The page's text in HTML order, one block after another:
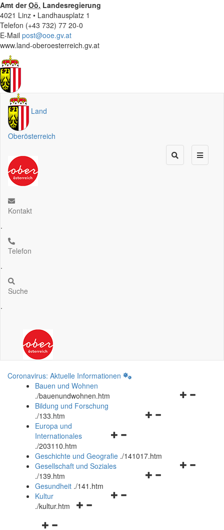
Amt derOö. Landesregierung
4021 Linz • Landhausplatz 1
Telefon (+43 732) 77 20-0
E-Mail post@ooe.gv.at
www.land-oberoesterreich.gv.at
Land
Oberösterreich
Kontakt
.
Telefon
.
Suche
.
Coronavirus: Aktuelle Informationen
Bauen und Wohnen
./bauenundwohnen.htm
Navigationsmenü
Bildung und Forschung
./133.htm
Navigationsmenü
und
schließen
Europa und
Internationales
./203110.htm
Geschichte und Geografie ./141017.htm
Navigationsmenü
Gesellschaft und Soziales
./139.htm
Navigationsmenü
Gesundheit ./141.htm
Navigationsmenü
Kultur
./kultur.htm
Navigationsmenü